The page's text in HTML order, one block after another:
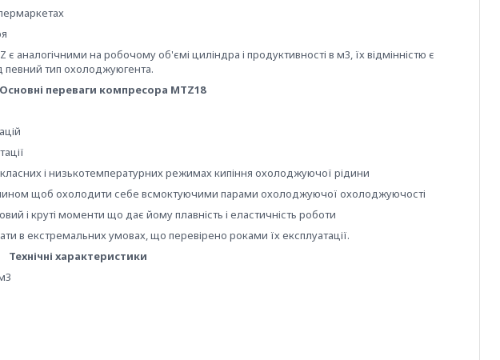
аналогічними на робочому об'ємі циліндра і продуктивності в м3, їх відмінністю є
певний тип охолоджуюгента.
Основні переваги компресора MTZ18
і низькотемпературних режимах кипіння охолоджуючої рідини
щоб охолодити себе всмоктуючими парами охолоджуючої охолоджуючості
і круті моменти що дає йому плавність і еластичність роботи
в екстремальних умовах, що перевірено роками їх експлуатації.
Технічні характеристики